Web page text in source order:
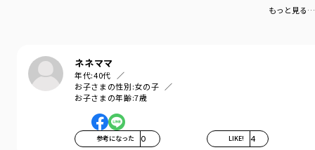
もっと見る…
ネネママ
年代:40代
お子さまの性別:女の子
お子さまの年齢:7歳
参考になった 0 LIKE! 4
サイズ：サイズ110
ブランド ／branshes
／アウトレット
トップス>長袖Tシャツ・7分袖Tシャツ
ブラック
／GIRL